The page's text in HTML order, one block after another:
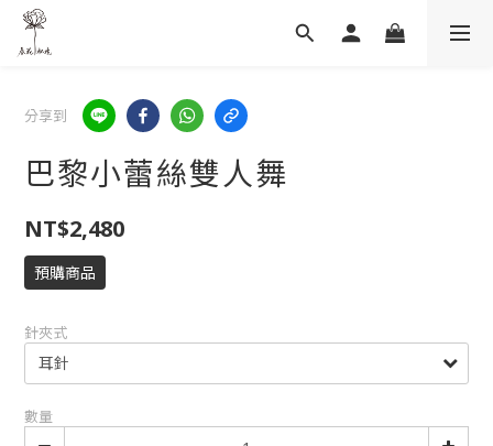
分享到
巴黎小蕾絲雙人舞
NT$2,480
預購商品
針夾式
數量